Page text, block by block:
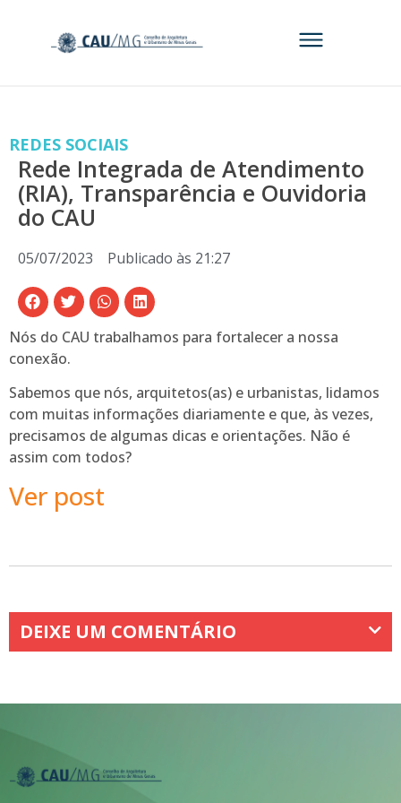
REDES SOCIAIS
Rede Integrada de Atendimento
(RIA), Transparência e Ouvidoria
do CAU
05/07/2023 Publicado às 21:27
Nós do CAU trabalhamos para fortalecer a nossa
conexão.
Sabemos que nós, arquitetos(as) e urbanistas, lidamos
com muitas informações diariamente e que, às vezes,
precisamos de algumas dicas e orientações. Não é
assim com todos?
Ver post
DEIXE UM COMENTÁRIO